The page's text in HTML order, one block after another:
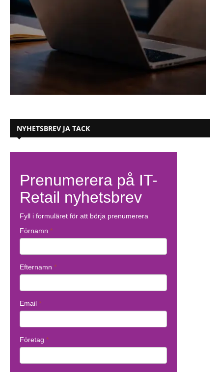
NYHETSBREV JA TACK